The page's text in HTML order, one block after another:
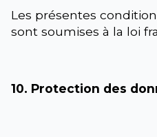
Les présentes
sont soumises à la loi
10. Protection des